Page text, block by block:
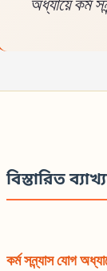
বিস্তারিত
কর্ম সন্ন্যাস যোগ